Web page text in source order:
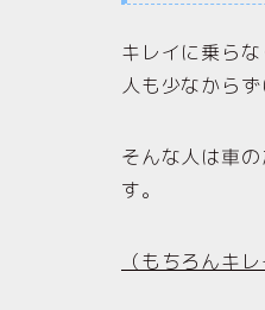
キレイに乗ら
人も少なからず
そんな人は車
す。
（もちろんキ